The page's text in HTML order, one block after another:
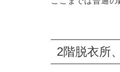
2階脱衣所